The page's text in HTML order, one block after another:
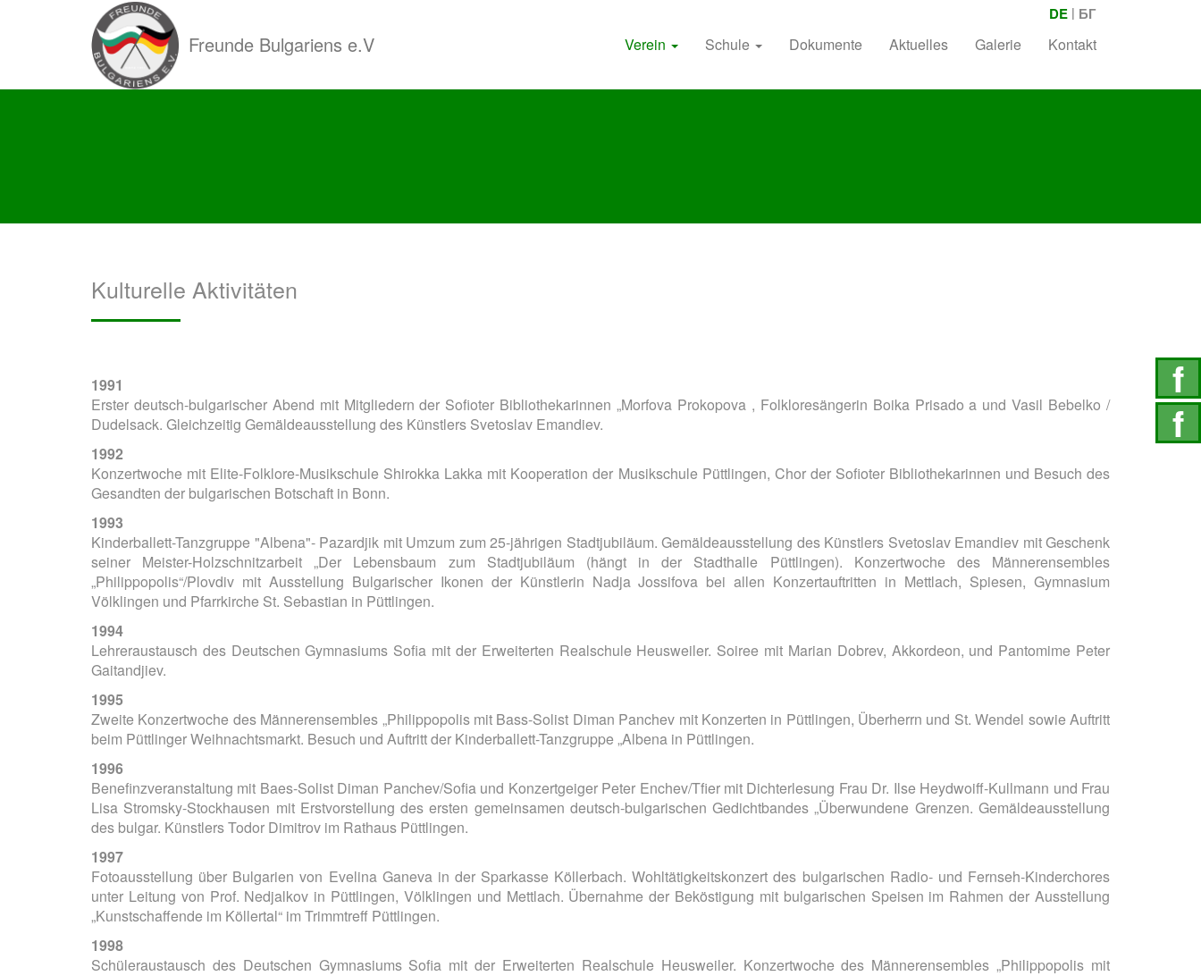
Freunde Bulgariens e.V Verein Schule Dokumente Aktuelles Galerie Kontakt
DE | БГ
f
f
Kulturelle Aktivitäten
1991
Erster deutsch-bulgarischer Abend mit Mitgliedern der Sofioter Bibliothekarinnen „Morfova Prokopova , Folkloresängerin Boika Prisado a und Vasil Bebelko /
Dudelsack. Gleichzeitig Gemäldeausstellung des Künstlers Svetoslav Emandiev.
1992
Konzertwoche mit Elite-Folklore-Musikschule Shirokka Lakka mit Kooperation der Musikschule Püttlingen, Chor der Sofioter Bibliothekarinnen und Besuch des
Gesandten der bulgarischen Botschaft in Bonn.
1993
Kinderballett-Tanzgruppe "Albena"- Pazardjik mit Umzum zum 25-jährigen Stadtjubiläum. Gemäldeausstellung des Künstlers Svetoslav Emandiev mit Geschenk
seiner Meister-Holzschnitzarbeit „Der Lebensbaum zum Stadtjubiläum (hängt in der Stadthalle Püttlingen). Konzertwoche des Männerensembles
„Philippopolis“/Plovdiv mit Ausstellung Bulgarischer Ikonen der Künstlerin Nadja Jossifova bei allen Konzertauftritten in Mettlach, Spiesen, Gymnasium
Völklingen und Pfarrkirche St. Sebastian in Püttlingen.
1994
Lehreraustausch des Deutschen Gymnasiums Sofia mit der Erweiterten Realschule Heusweiler. Soiree mit Marian Dobrev, Akkordeon, und Pantomime Peter
Gaitandjiev.
1995
Zweite Konzertwoche des Männerensembles „Philippopolis mit Bass-Solist Diman Panchev mit Konzerten in Püttlingen, Überherrn und St. Wendel sowie Auftritt
beim Püttlinger Weihnachtsmarkt. Besuch und Auftritt der Kinderballett-Tanzgruppe „Albena in Püttlingen.
1996
Benefinzveranstaltung mit Baes-Solist Diman Panchev/Sofia und Konzertgeiger Peter Enchev/Tfier mit Dichterlesung Frau Dr. Ilse Heydwoiff-Kullmann und Frau
Lisa Stromsky-Stockhausen mit Erstvorstellung des ersten gemeinsamen deutsch-bulgarischen Gedichtbandes „Überwundene Grenzen. Gemäldeausstellung
des bulgar. Künstlers Todor Dimitrov im Rathaus Püttlingen.
1997
Fotoausstellung über Bulgarien von Evelina Ganeva in der Sparkasse Köllerbach. Wohltätigkeitskonzert des bulgarischen Radio- und Fernseh-Kinderchores
unter Leitung von Prof. Nedjalkov in Püttlingen, Völklingen und Mettlach. Übernahme der Beköstigung mit bulgarischen Speisen im Rahmen der Ausstellung
„Kunstschaffende im Köllertal“ im Trimmtreff Püttlingen.
1998
Schüleraustausch des Deutschen Gymnasiums Sofia mit der Erweiterten Realschule Heusweiler. Konzertwoche des Männerensembles „Philippopolis mit